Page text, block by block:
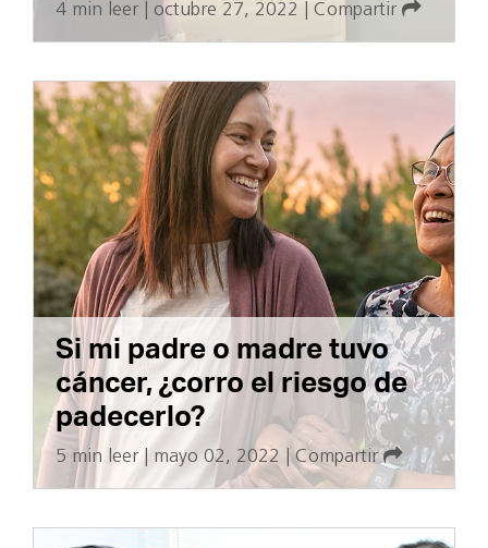
4 min leer octubre 27, 2022 Compartir
Si mi padre o madre tuvo
cáncer, ¿corro el riesgo de
padecerlo?
5 min leer| mayo 02, 2022 |Compartir